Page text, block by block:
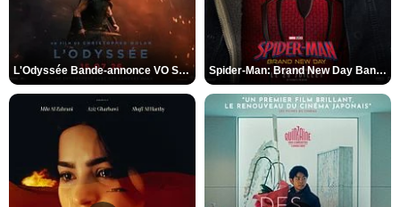
L'Odyssée Bande-annonce VO STFR Spider-Man: Brand New Day Bande-annonce VO STFR